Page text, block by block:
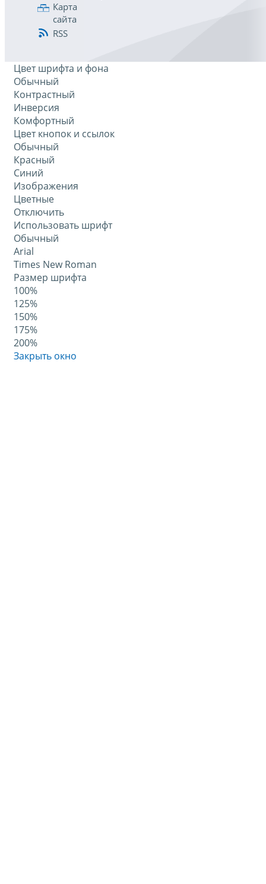
Карта
сайта
RSS
Цвет шрифта и фона
Обычный
Контрастный
Инверсия
Комфортный
Цвет кнопок и ссылок
Обычный
Красный
Синий
Изображения
Цветные
Отключить
Использовать шрифт
Обычный
Arial
Times New Roman
Размер шрифта
100%
125%
150%
175%
200%
Закрыть окно